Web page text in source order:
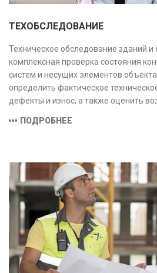
ТЕХОБСЛЕДОВАНИЕ
Техническое обследование зданий и
комплексная проверка состояния
систем и несущих элементов
определить фактическое
дефекты и износ, а также оценить
ПОДРОБНЕЕ